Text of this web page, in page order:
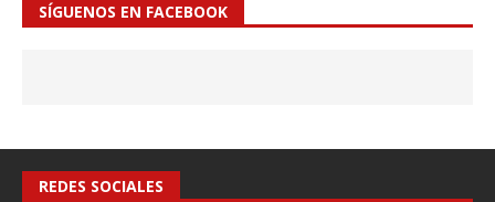
SÍGUENOS EN FACEBOOK
REDES SOCIALES